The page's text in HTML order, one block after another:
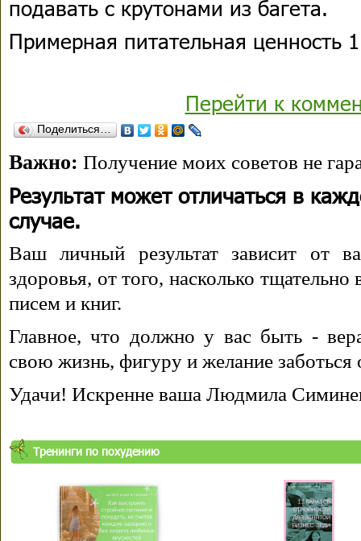
подавать с крутонами из багета.
Примерная питательная ценность
Перейти к
Поделиться…
Важно: Получение моих советов не
Результат может отличаться в
случае.
Ваш личный результат зависит от
здоровья, от того, насколько
писем и книг.
Главное, что должно у вас быть -
свою жизнь, фигуру и желание заботься
Удачи! Искренне ваша Людмила
Тренинги по похудению